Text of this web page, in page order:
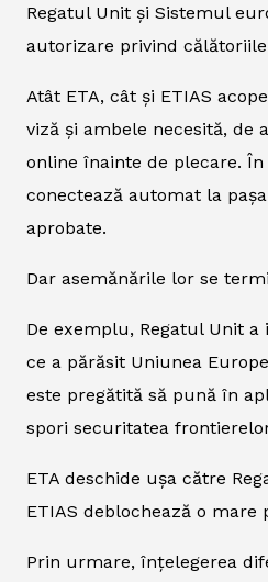
Regatul Unit și Sistemul
autorizare privind călătoriile
Atât ETA, cât și ETIAS
viză și ambele necesită, de
online înainte de plecare.
conectează automat la
aprobate.
Dar asemănările lor se
De exemplu, Regatul Unit
ce a părăsit Uniunea
este pregătită să pună în
spori securitatea
ETA deschide ușa către
ETIAS deblochează o mare
Prin urmare, înțelegerea